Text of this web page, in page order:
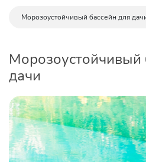
Морозоустойчивый бассейн для
Морозоустойчивый
дачи